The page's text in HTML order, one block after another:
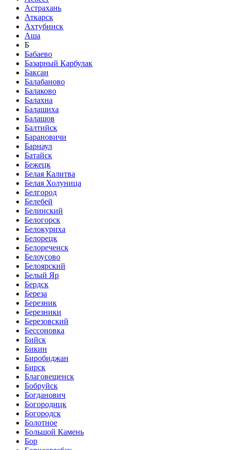
Астрахань
Аткарск
Ахтубинск
Аша
Б
Бабаево
Базарный Карбулак
Баксан
Балабаново
Балаково
Балахна
Балашиха
Балашов
Балтийск
Барановичи
Барнаул
Батайск
Бежецк
Белая Калитва
Белая Холуница
Белгород
Белебей
Белинский
Белогорск
Белокуриха
Белорецк
Белореченск
Белоусово
Белоярский
Белый Яр
Бердск
Береза
Березник
Березники
Березовский
Бессоновка
Бийск
Бикин
Биробиджан
Бирск
Благовещенск
Бобруйск
Богданович
Богородицк
Богородск
Болотное
Большой Камень
Бор